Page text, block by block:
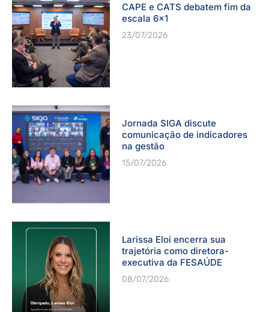
CAPE e CATS debatem fim da
escala 6×1
23/07/2026
Jornada SIGA discute
comunicação de indicadores
na gestão
15/07/2026
Larissa Eloi encerra sua
trajetória como diretora-
executiva da FESAÚDE
08/07/2026